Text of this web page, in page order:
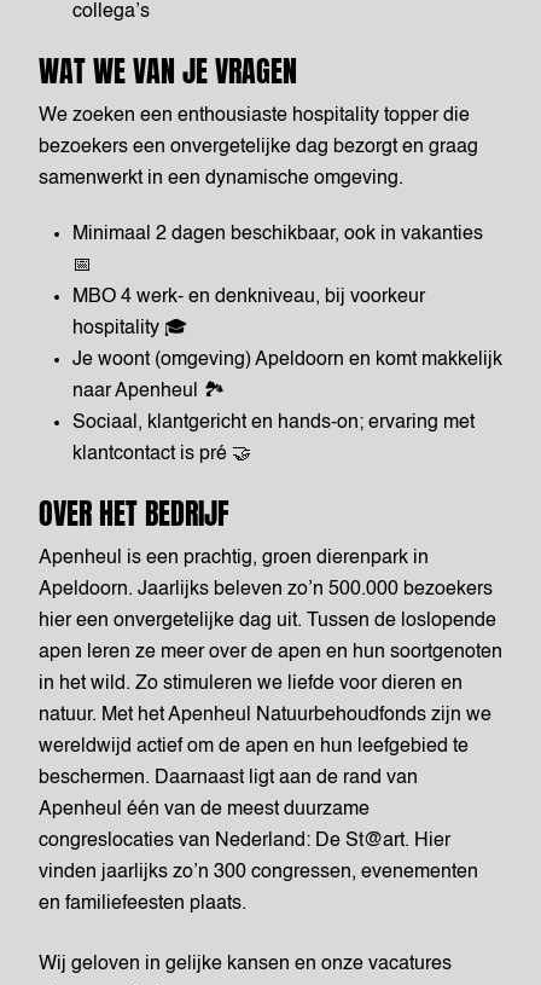
collega’s
WAT WE VAN JE VRAGEN
We zoeken een enthousiaste hospitality topper die
bezoekers een onvergetelijke dag bezorgt en graag
samenwerkt in een dynamische omgeving.
Minimaal 2 dagen beschikbaar, ook in vakanties
📅
MBO 4 werk- en denkniveau, bij voorkeur
hospitality 🎓
Je woont (omgeving) Apeldoorn en komt makkelijk
naar Apenheul 🏞️
Sociaal, klantgericht en hands-on; ervaring met
klantcontact is pré 🤝
OVER HET BEDRIJF
Apenheul is een prachtig, groen dierenpark in
Apeldoorn. Jaarlijks beleven zo’n 500.000 bezoekers
hier een onvergetelijke dag uit. Tussen de loslopende
apen leren ze meer over de apen en hun soortgenoten
in het wild. Zo stimuleren we liefde voor dieren en
natuur. Met het Apenheul Natuurbehoudfonds zijn we
wereldwijd actief om de apen en hun leefgebied te
beschermen. Daarnaast ligt aan de rand van
Apenheul één van de meest duurzame
congreslocaties van Nederland: De St@art. Hier
vinden jaarlijks zo’n 300 congressen, evenementen
en familiefeesten plaats.
Wij geloven in gelijke kansen en onze vacatures